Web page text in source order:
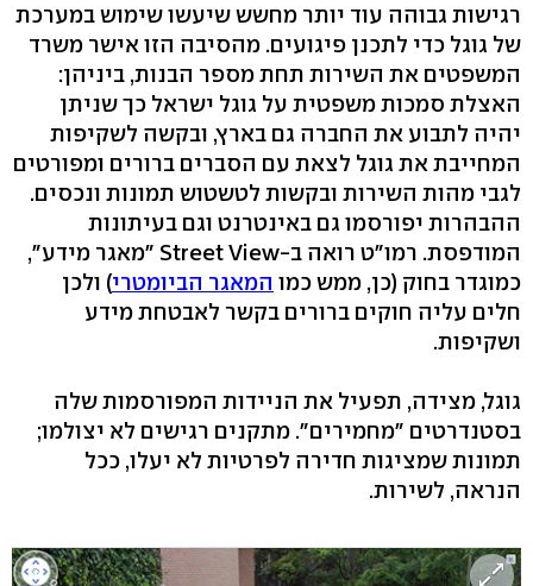
רגישות גבוהה עוד יותר מחשש שיעשו שימוש במערכת
של גוגל כדי לתכנן פיגועים. מהסיבה הזו אישר משרד
המשפטים את השירות תחת מספר הבנות, ביניהן:
האצלת סמכות משפטית על גוגל ישראל כך שניתן
יהיה לתבוע את החברה גם בארץ, ובקשה לשקיפות
המחייבת את גוגל לצאת עם הסברים ברורים ומפורטים
לגבי מהות השירות ובקשות לטשטוש תמונות ונכסים.
ההבהרות יפורסמו גם באינטרנט וגם בעיתונות
המודפסת. רמו"ט רואה ב-Street View "מאגר מידע",
כמוגדר בחוק (כן, ממש כמו המאגר הביומטרי) ולכן
חלים עליה חוקים ברורים בקשר לאבטחת מידע
ושקיפות.
גוגל, מצידה, תפעיל את הניידות המפורסמות שלה
בסטנדרטים "מחמירים". מתקנים רגישים לא יצולמו;
תמונות שמציגות חדירה לפרטיות לא יעלו, ככל
הנראה, לשירות.